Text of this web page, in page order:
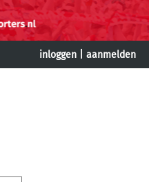
inloggen aanmelden